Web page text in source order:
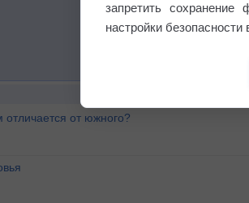
от южного?
запретить сохранение
настройки